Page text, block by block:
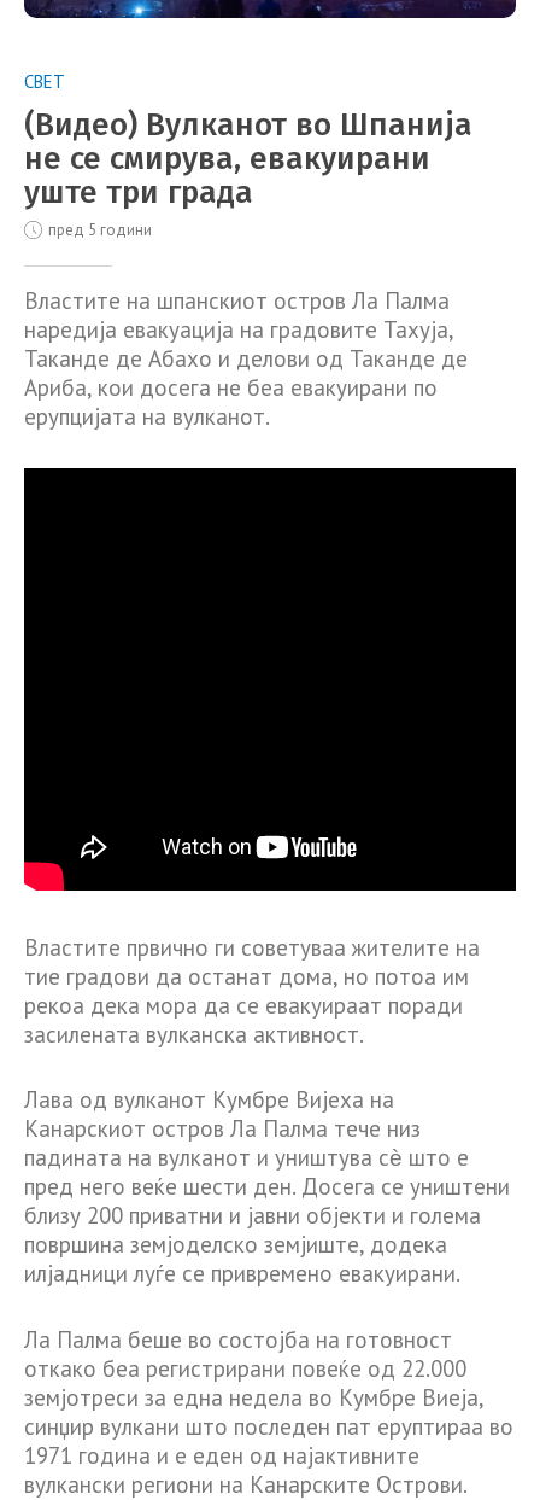
СВЕТ
(Видео) Вулканот во Шпанија
не се смирува, евакуирани
уште три града
пред 5 години
Властите на шпанскиот остров Ла Палма
наредија евакуација на градовите Тахуја,
Таканде де Абахо и делови од Таканде де
Ариба, кои досега не беа евакуирани по
ерупцијата на вулканот.
Властите првично ги советуваа жителите на
тие градови да останат дома, но потоа им
рекоа дека мора да се евакуираат поради
засилената вулканска активност.
Лава од вулканот Кумбре Вијеха на
Канарскиот остров Ла Палма тече низ
падината на вулканот и уништува сѐ што е
пред него веќе шести ден. Досега се уништени
близу 200 приватни и јавни објекти и голема
површина земјоделско земјиште, додека
илјадници луѓе се привремено евакуирани.
Ла Палма беше во состојба на готовност
откако беа регистрирани повеќе од 22.000
земјотреси за една недела во Кумбре Виеја,
синџир вулкани што последен пат еруптираа во
1971 година и е еден од најактивните
вулкански региони на Канарските Острови.